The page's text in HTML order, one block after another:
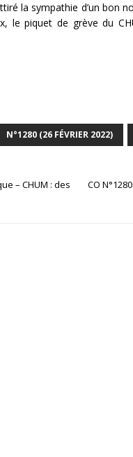
la sympathie d’un bon
le piquet de grève du
N°1280 (26 FÉVRIER 2022)
– CHUM : des
CO